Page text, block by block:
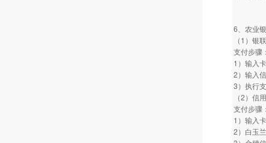
6、农业银
（1）银
支付步骤：
1）输入
2）输入
3）执行支
（2）信
支付步骤：
1）输入
2）白玉